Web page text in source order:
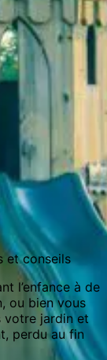
et conseils
l’enfance à de
ou bien vous
votre jardin et
perdu au fin